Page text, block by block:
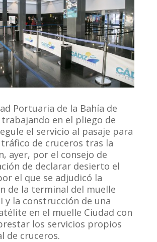
Portuaria de la Bahía de
trabajando en el pliego de
el servicio al pasaje para
de cruceros tras la
ayer, por el consejo de
de declarar desierto el
el que se adjudicó la
de la terminal del muelle
y la construcción de una
en el muelle Ciudad con
los servicios propios
de cruceros.